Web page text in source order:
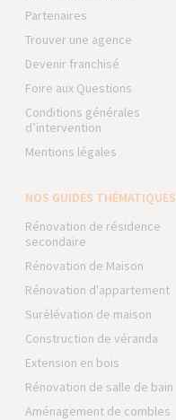
Partenaires
Trouver une agence
Devenir franchisé
Foire aux Questions
Conditions générales
d’intervention
Mentions légales
NOS GUIDES THÉMATIQUES
Rénovation de résidence
secondaire
Rénovation de Maison
Rénovation d'appartement
Surélévation de maison
Construction de véranda
Extension en bois
Rénovation de salle de bain
Aménagement de combles